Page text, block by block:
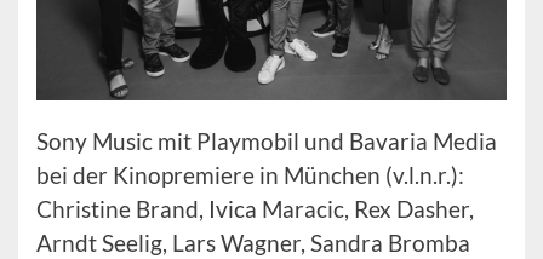
Sony Music mit Playmobil und Bavaria Media
bei der Kinopremiere in München (v.l.n.r.):
Christine Brand, Ivica Maracic, Rex Dasher,
Arndt Seelig, Lars Wagner, Sandra Bromba